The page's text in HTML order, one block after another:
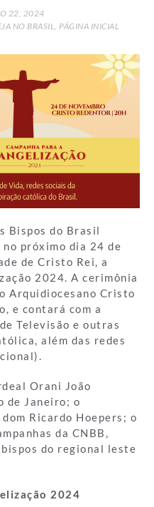
22, 2024
NO BRASIL, PÁGINA INICIAL
Bispos do Brasil
próximo dia 24 de
de Cristo Rei, a
2024. A cerimônia
Arquidiocesano Cristo
e contará com a
Televisão e outras
além das redes
Orani João
de Janeiro; o
Ricardo Hoepers; o
da CNBB,
do regional leste
2024